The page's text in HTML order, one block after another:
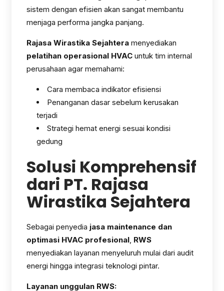
sistem dengan efisien akan sangat membantu
menjaga performa jangka panjang.
Rajasa Wirastika Sejahtera menyediakan
pelatihan operasional HVAC untuk tim internal
perusahaan agar memahami:
Cara membaca indikator efisiensi
Penanganan dasar sebelum kerusakan
terjadi
Strategi hemat energi sesuai kondisi
gedung
Solusi Komprehensif
dari PT. Rajasa
Wirastika Sejahtera
Sebagai penyedia jasa maintenance dan
optimasi HVAC profesional RWS
menyediakan layanan menyeluruh mulai dari audit
energi hingga integrasi teknologi pintar.
Layanan unggulan RWS: